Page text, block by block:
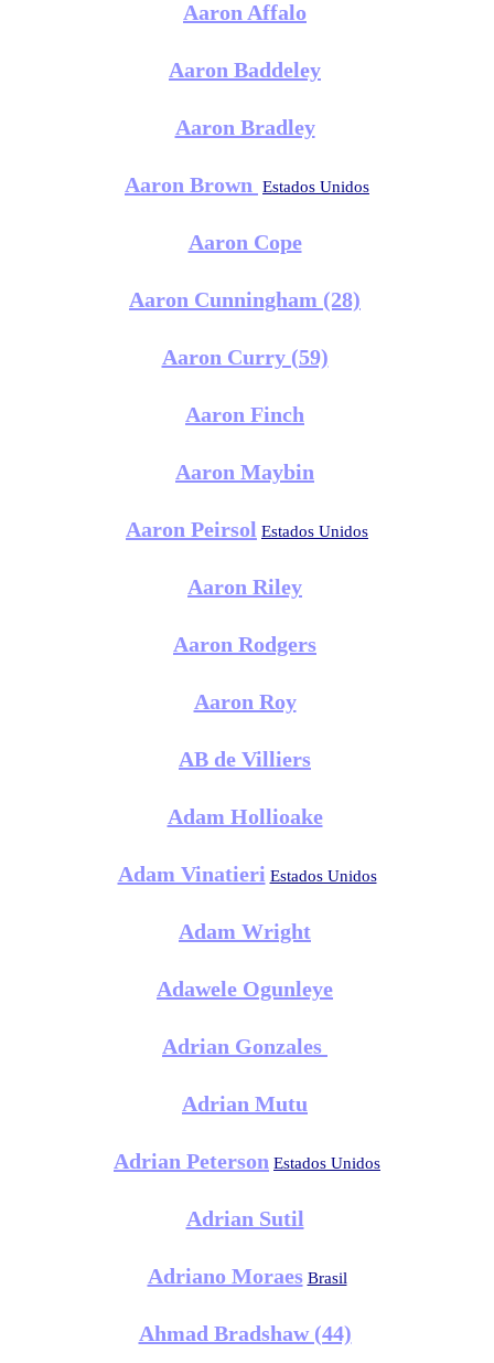
Aaron Affalo
Aaron Baddeley
Aaron Bradley
Aaron Brown Estados Unidos
Aaron Cope
Aaron Cunningham (28)
Aaron Curry (59)
Aaron Finch
Aaron Maybin
Aaron Peirsol Estados Unidos
Aaron Riley
Aaron Rodgers
Aaron Roy
AB de Villiers
Adam Hollioake
Adam Vinatieri Estados Unidos
Adam Wright
Adawele Ogunleye
Adrian Gonzales
Adrian Mutu
Adrian Peterson Estados Unidos
Adrian Sutil
Adriano Moraes Brasil
Ahmad Bradshaw (44)